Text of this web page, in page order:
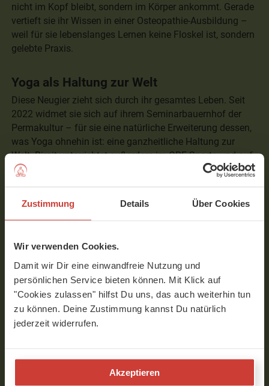
Zustimmung Details Über Cookies
Wir verwenden Cookies.
Damit wir Dir eine einwandfreie Nutzung und
persönlichen Service bieten können. Mit Klick auf
"Cookies zulassen" hilfst Du uns, das auch weiterhin tun
zu können. Deine Zustimmung kannst Du natürlich
jederzeit widerrufen.
Akzeptieren
nicht im Kopf bleibt, sondern im Körper ankommt. Gerade
vertieft sie ihr Wissen in einer Osteopathie-Ausbildung –
weil für sie lebenslanges Lernen keine Floskel ist, sondern
gelebte Praxis.
Yoga als Haltung zur Welt
Diese Neugier zieht sich durch ihr gesamtes Leben. Seit
2022 widmet sie sich auf ihrem Seminarbauernhof der
Permakultur – für sie eine natürliche Erweiterung dessen,
was Yoga ohnehin ist: eine ganzheitliche Haltung zur
Welt. Birgit unterrichtet außerdem im ORF Sport+ und auf
YogaMeHome – und trägt damit ihre Arbeit weit über
Ihre Stunden sind wie sie selbst: kraftvoll und herzlich,
sich selbst.